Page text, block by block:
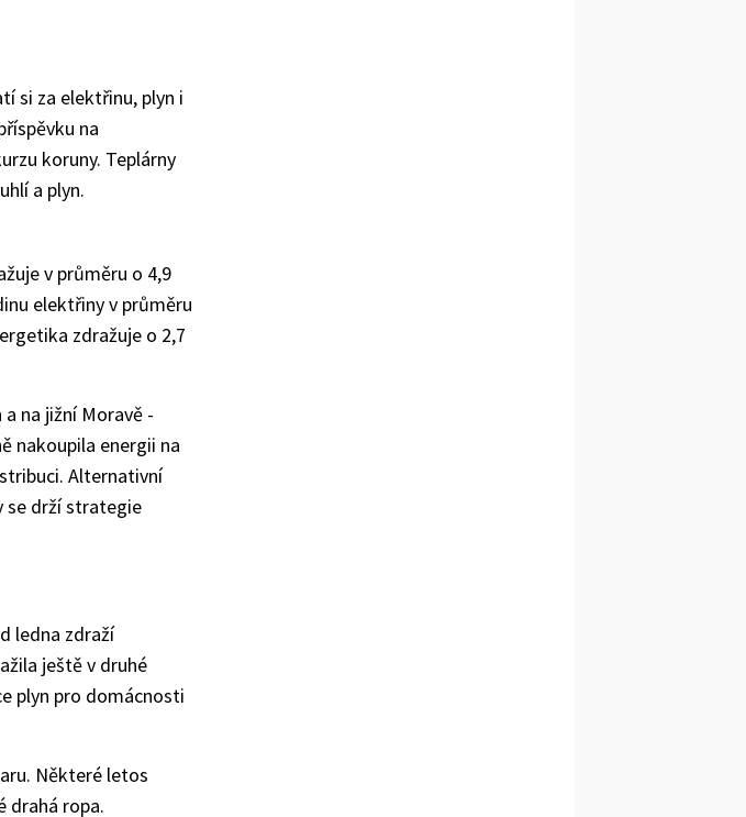
si za elektřinu, plyn i
na
koruny. Teplárny
a plyn.
v průměru o 4,9
elektřiny v průměru
zdražuje o 2,7
na jižní Moravě -
nakoupila energii na
Alternativní
se drží strategie
ledna zdraží
ještě v druhé
plyn pro domácnosti
Některé letos
drahá ropa.